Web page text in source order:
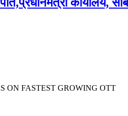
ON FASTEST GROWING OTT